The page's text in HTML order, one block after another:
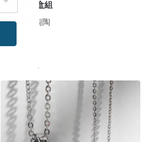
福 系列禮盒組
Mao’s 樂陶陶